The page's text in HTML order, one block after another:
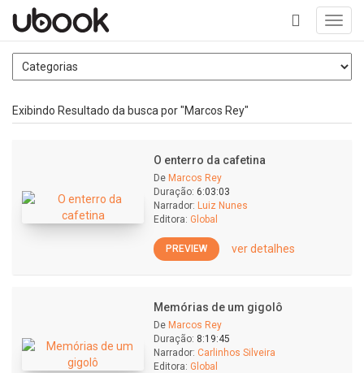
+
Exibindo Resultado da busca por "Marcos Rey"
O enterro da cafetina
De Marcos Rey
Duração: 6:03:03
Narrador: Luiz Nunes
Editora: Global
PREVIEW ver detalhes
Memórias de um gigolô
De Marcos Rey
Duração: 8:19:45
Narrador: Carlinhos Silveira
Editora: Global